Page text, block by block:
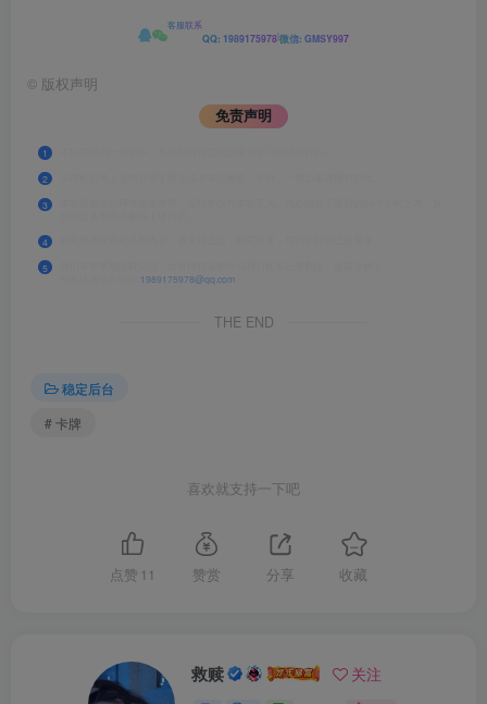
客服联系
QQ: 1989175978微信: GMSY997
© 版权声明
免责声明
1
2
3
4
5
1989175978@qq.com
THE END
稳定后台
# 卡牌
喜欢就支持一下吧
点赞 11 赞赏 分享 收藏
救赎 关注